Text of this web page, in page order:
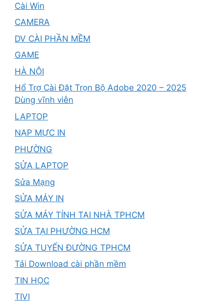
Cài Win
CAMERA
DV CÀI PHẦN MỀM
GAME
HÀ NỘI
Hổ Trợ Cài Đặt Trọn Bộ Adobe 2020 – 2025
Dùng vĩnh viễn
LAPTOP
NẠP MỰC IN
PHƯỜNG
SỬA LAPTOP
Sửa Mạng
SỬA MÁY IN
SỬA MÁY TÍNH TẠI NHÀ TPHCM
SỬA TẠI PHƯỜNG HCM
SỬA TUYẾN ĐƯỜNG TPHCM
Tải Download cài phần mềm
TIN HỌC
TIVI